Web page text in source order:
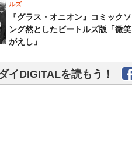
ルズ
『グラス・オニオン』コミックソ
ング然としたビートルズ版「微笑
がえし」
イDIGITALを読もう！